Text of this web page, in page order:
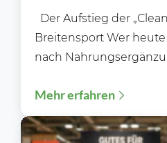
Der Aufstieg der
Breitensport Wer
nach
Mehr erfahren